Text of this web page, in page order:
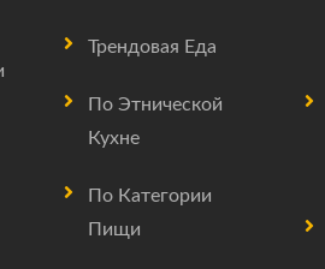
Трендовая Еда
По Этнической
Кухне
По Категории
Пищи